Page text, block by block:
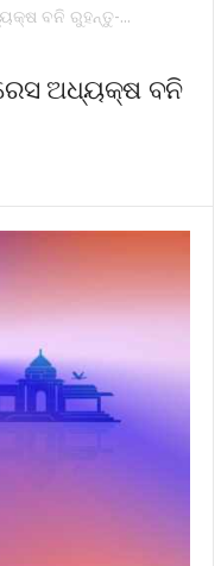
ବନି ରୁହନ୍ତୁ-...
ଅଧ୍ୟକ୍ଷ ବନି